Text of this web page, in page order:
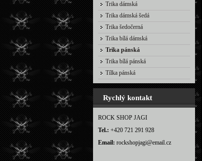
Trika dámská
Trika dámská šedá
Trika šedočerná
Trika bílá dámská
Trika pánská
Trika bílá pánská
Tílka pánská
Rychlý kontakt
ROCK SHOP JAGI
Tel.: +420 721 291 928
Email: rockshopjagi@email.cz